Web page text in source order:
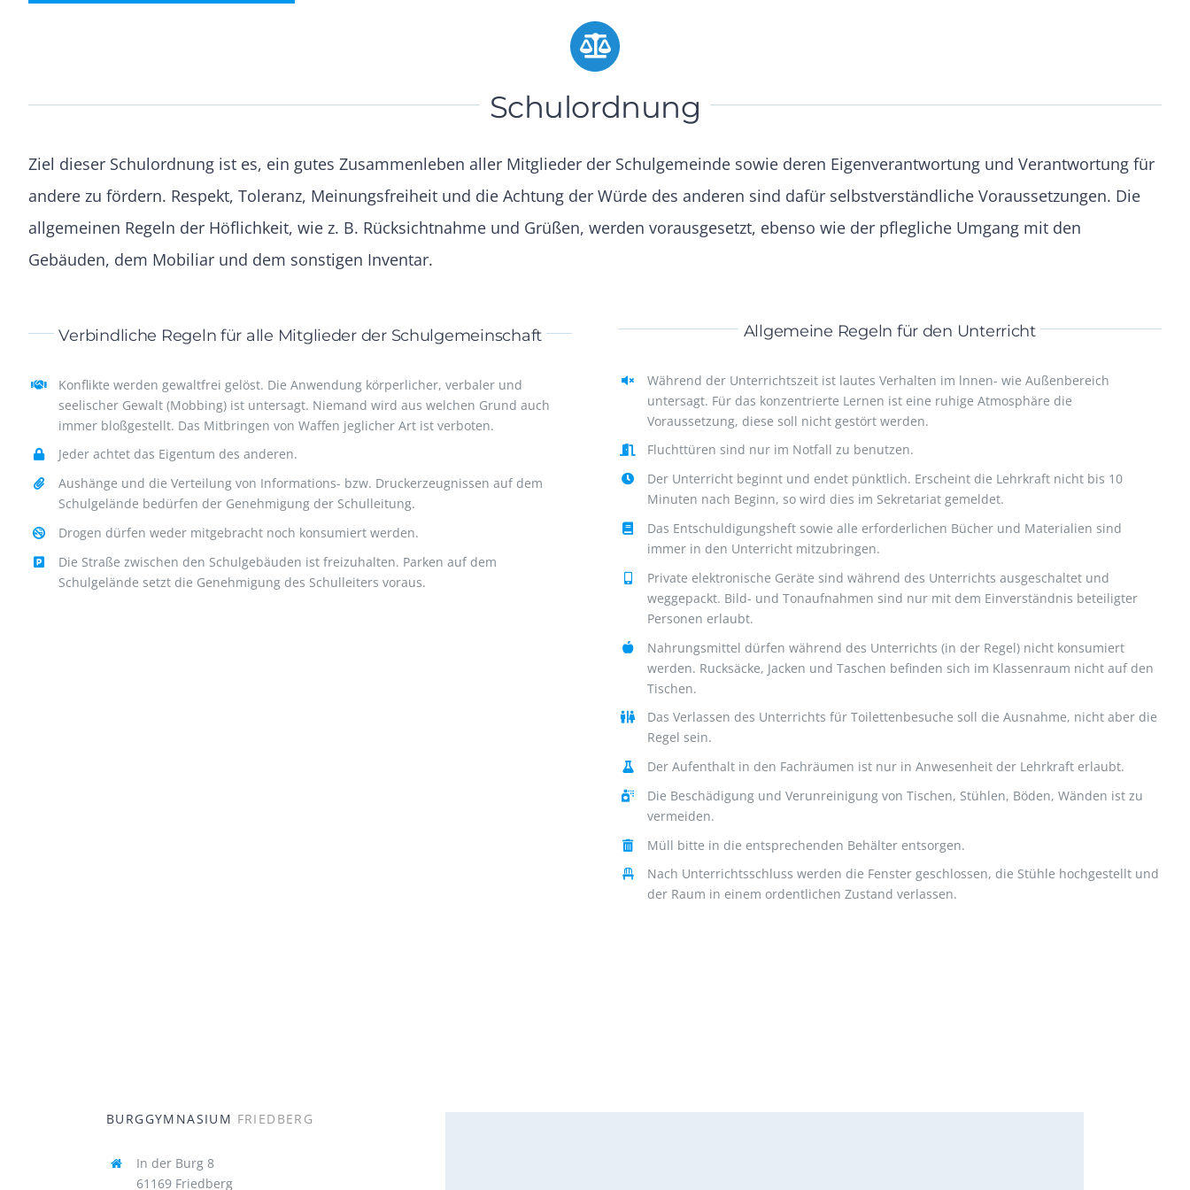
Schulordnung
Ziel dieser Schulordnung ist es, ein gutes Zusammenleben aller Mitglieder der Schulgemeinde sowie deren Eigenverantwortung und Verantwortung für
andere zu fördern. Respekt, Toleranz, Meinungsfreiheit und die Achtung der Würde des anderen sind dafür selbstverständliche Voraussetzungen. Die
allgemeinen Regeln der Höflichkeit, wie z. B. Rücksichtnahme und Grüßen, werden vorausgesetzt, ebenso wie der pflegliche Umgang mit den
Gebäuden, dem Mobiliar und dem sonstigen Inventar.
Verbindliche Regeln für alle Mitglieder der Schulgemeinschaft
Konflikte werden gewaltfrei gelöst. Die Anwendung körperlicher, verbaler und
seelischer Gewalt (Mobbing) ist untersagt. Niemand wird aus welchen Grund auch
immer bloßgestellt. Das Mitbringen von Waffen jeglicher Art ist verboten.
Jeder achtet das Eigentum des anderen.
Aushänge und die Verteilung von Informations- bzw. Druckerzeugnissen auf dem
Schulgelände bedürfen der Genehmigung der Schulleitung.
Drogen dürfen weder mitgebracht noch konsumiert werden.
Die Straße zwischen den Schulgebäuden ist freizuhalten. Parken auf dem
Schulgelände setzt die Genehmigung des Schulleiters voraus.
Allgemeine Regeln für den Unterricht
Während der Unterrichtszeit ist lautes Verhalten im lnnen- wie Außenbereich
untersagt. Für das konzentrierte Lernen ist eine ruhige Atmosphäre die
Voraussetzung, diese soll nicht gestört werden.
Fluchttüren sind nur im Notfall zu benutzen.
Der Unterricht beginnt und endet pünktlich. Erscheint die Lehrkraft nicht bis 10
Minuten nach Beginn, so wird dies im Sekretariat gemeldet.
Das Entschuldigungsheft sowie alle erforderlichen Bücher und Materialien sind
immer in den Unterricht mitzubringen.
Private elektronische Geräte sind während des Unterrichts ausgeschaltet und
weggepackt. Bild- und Tonaufnahmen sind nur mit dem Einverständnis beteiligter
Personen erlaubt.
Nahrungsmittel dürfen während des Unterrichts (in der Regel) nicht konsumiert
werden. Rucksäcke, Jacken und Taschen befinden sich im Klassenraum nicht auf den
Tischen.
Das Verlassen des Unterrichts für Toilettenbesuche soll die Ausnahme, nicht aber die
Regel sein.
Der Aufenthalt in den Fachräumen ist nur in Anwesenheit der Lehrkraft erlaubt.
Die Beschädigung und Verunreinigung von Tischen, Stühlen, Böden, Wänden ist zu
vermeiden.
Müll bitte in die entsprechenden Behälter entsorgen.
Nach Unterrichtsschluss werden die Fenster geschlossen, die Stühle hochgestellt und
der Raum in einem ordentlichen Zustand verlassen.
BURGGYMNASIUM FRIEDBERG
In der Burg 8
61169 Friedberg